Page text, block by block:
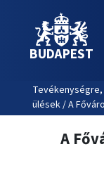
BUDAPEST
ülések / A
A